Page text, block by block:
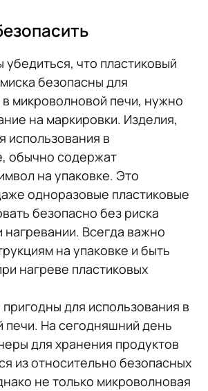
убедиться, что пластиковый
безопасны для
в микроволновой печи, нужно
на маркировки. Изделия,
использования в
обычно содержат
на упаковке. Это
одноразовые пластиковые
безопасно без риска
нагревании. Всегда важно
на упаковке и быть
нагреве пластиковых
для использования в
печи. На сегодняшний день
для хранения продуктов
из относительно безопасных
не только микроволновая